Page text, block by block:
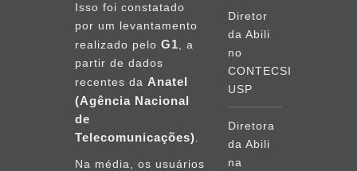
Isso foi constatado
por um levantamento
realizado pelo G1 , a
partir de dados
recentes da Anatel
(Agência Nacional
de
Telecomunicações)
Na média, os usuários
Diretor
da Abili
no
CONTECSI
USP
Diretora
da Abili
na